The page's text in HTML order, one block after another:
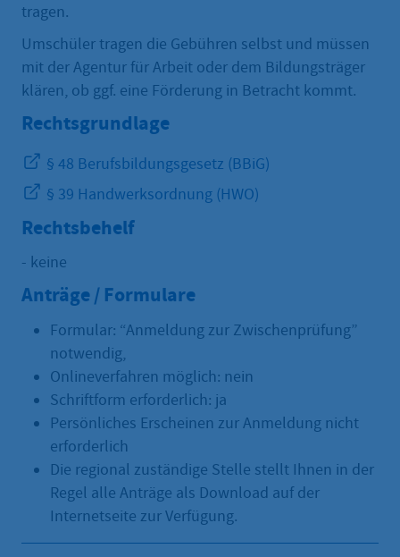
tragen.
Umschüler tragen die Gebühren selbst und müssen
mit der Agentur für Arbeit oder dem Bildungsträger
klären, ob ggf. eine Förderung in Betracht kommt.
Rechtsgrundlage
§ 48 Berufsbildungsgesetz (BBiG)
§ 39 Handwerksordnung (HWO)
Rechtsbehelf
- keine
Anträge / Formulare
Formular: “Anmeldung zur Zwischenprüfung”
notwendig,
Onlineverfahren möglich: nein
Schriftform erforderlich: ja
Persönliches Erscheinen zur Anmeldung nicht
erforderlich
Die regional zuständige Stelle stellt Ihnen in der
Regel alle Anträge als Download auf der
Internetseite zur Verfügung.